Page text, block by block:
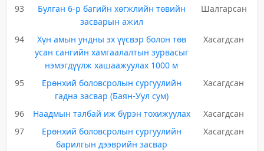
93
Булган 6-р багийн хөгжлийн төвийн
засварын ажил
Шалгарсан
94
Хүн амын ундны эх үүсвэр болон төв
усан сангийн хамгаалалтын зурвасыг
нэмэгдүүлж хашаажуулах 1000 м
Хасагдсан
95
Ерөнхий боловсролын сургуулийн
гадна засвар (Баян-Уул сум)
Хасагдсан
96 Наадмын талбай иж бүрэн тохижуулах
Хасагдсан
97
Ерөнхий боловсролын сургуулийн
барилгын дээврийн засвар
Хасагдсан